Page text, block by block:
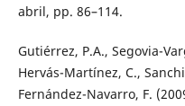
abril, pp. 86–114.
Gutiérrez, P.A., Segovia-
Hervás-Martínez, C.,
Fernández-Navarro, F.